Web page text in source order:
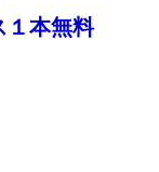
１本無料